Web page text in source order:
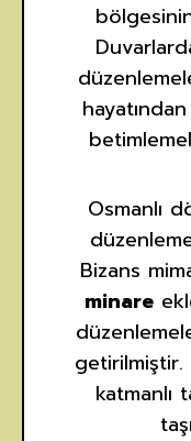
Osmanlı
Bizans
minare
getirilmiştir.
katmanlı